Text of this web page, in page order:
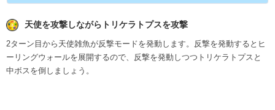
天使を攻撃しながらトリケラトプスを攻撃
2ターン目から天使雑魚が反撃モードを発動します。反撃を発動するとヒ
ーリングウォールを展開するので、反撃を発動しつつトリケラトプスと
中ボスを倒しましょう。